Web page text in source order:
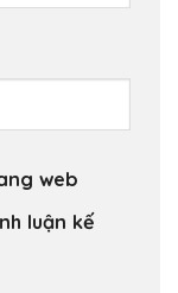
web
luận kế